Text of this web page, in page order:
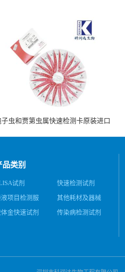
子虫和贾第虫属快速检测卡原装进口
品类别
试剂
快速检测试剂
液项目检测服
其他耗材及器械
体金快速试剂
传染病检测试剂